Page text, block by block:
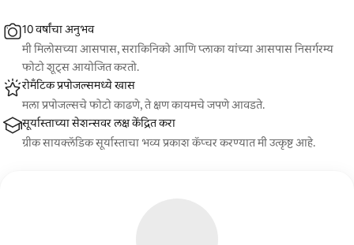
10 वर्षांचा अनुभव
मी मिलोसच्या आसपास, सराकिनिको आणि प्लाका यांच्या आसपास निसर्गरम्य
फोटो शूट्स आयोजित करतो.
रोमँटिक प्रपोजल्समध्ये खास
मला प्रपोजल्सचे फोटो काढणे, ते क्षण कायमचे जपणे आवडते.
सूर्यास्ताच्या सेशन्सवर लक्ष केंद्रित करा
ग्रीक सायक्लॅडिक सूर्यास्ताचा भव्य प्रकाश कॅप्चर करण्यात मी उत्कृष्ट आहे.